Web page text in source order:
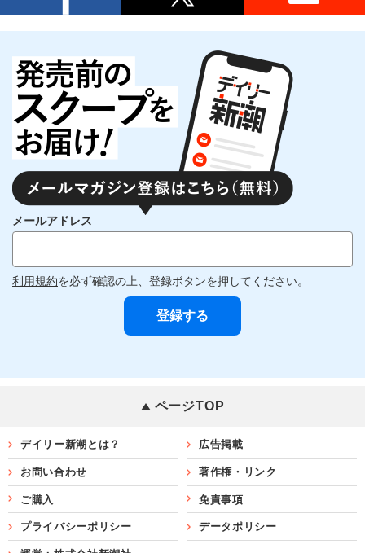
メールアドレス
利用規約を必ず確認の上、登録ボタンを押してください。
ページTOP
デイリー新潮とは？ 広告掲載
お問い合わせ 著作権・リンク
ご購入 免責事項
プライバシーポリシー データポリシー